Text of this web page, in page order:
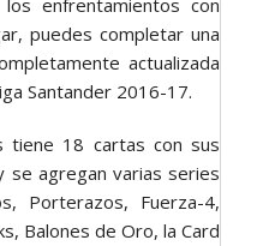
enfrentamientos con
puedes completar una
actualizada
Santander 2016-17.
tiene 18 cartas con sus
se agregan varias series
Porterazos, Fuerza-4,
Balones de Oro, la Card